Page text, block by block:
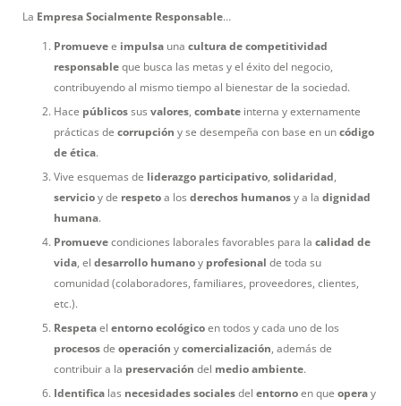
La Empresa Socialmente Responsable…
Promueve e impulsa unacultura de competitividad
responsable que busca las metas y el éxito del negocio,
contribuyendo al mismo tiempo al bienestar de la sociedad.
Hace públicos susvalores,combate interna y externamente
prácticas decorrupción y se desempeña con base en uncódigo
de ética.
Vive esquemas de liderazgo participativo,solidaridad,
servicio y de respeto a losderechos humanos y a ladignidad
humana.
Promueve condiciones laborales favorables para lacalidad de
vida, eldesarrollo humano y profesional de toda su
comunidad (colaboradores, familiares, proveedores, clientes,
etc.).
Respeta elentorno ecológico en todos y cada uno de los
procesos deoperación ycomercialización, además de
contribuir a la preservación del medio ambiente.
Identifica las necesidades sociales delentorno en queopera y